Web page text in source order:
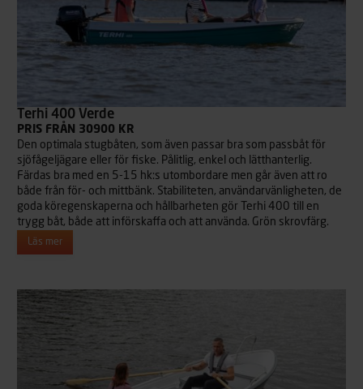
Terhi 400 Verde
PRIS FRÅN 30900 KR
Den optimala stugbåten, som även passar bra som passbåt för
sjöfågeljägare eller för fiske. Pålitlig, enkel och lätthanterlig.
Färdas bra med en 5-15 hk:s utombordare men går även att ro
både från för- och mittbänk. Stabiliteten, användarvänligheten, de
goda köregenskaperna och hållbarheten gör Terhi 400 till en
trygg båt, både att införskaffa och att använda. Grön skrovfärg.
Läs mer